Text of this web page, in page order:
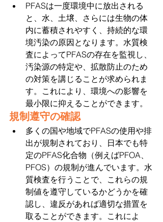
PFASは一度環境中に放出される
と、水、土壌、さらには生物の体
内に蓄積されやすく、持続的な環
境汚染の原因となります。水質検
査によってPFASの存在を監視し、
汚染源の特定や、拡散防止のため
の対策を講じることが求められま
す。これにより、環境への影響を
最小限に抑えることができます。
規制遵守の確認
多くの国や地域でPFASの使用や排
出が規制されており、日本でも特
定のPFAS化合物（例えばPFOA、
PFOS）の規制が進んでいます。水
質検査を行うことで、これらの規
制値を遵守しているかどうかを確
認し、違反があれば適切な措置を
取ることができます。これによ